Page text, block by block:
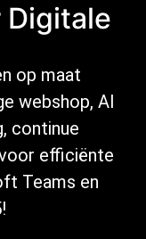
Digitale
op maat
webshop, AI
, continue
efficiënte
Teams en
!